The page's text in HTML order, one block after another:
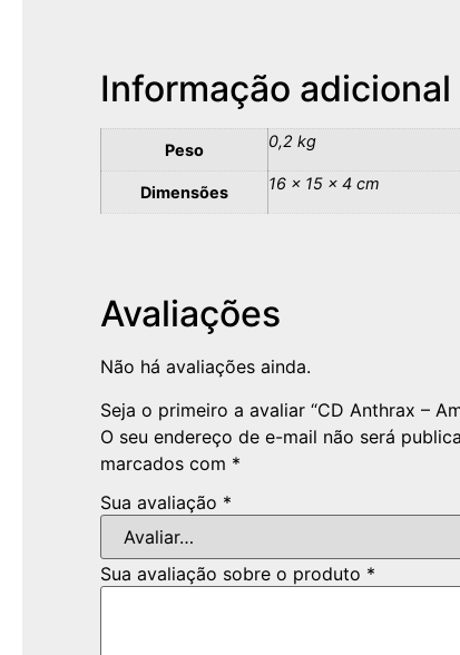
Informação adicional
Peso 0,2 kg
Dimensões 16 × 15 × 4 cm
Avaliações
Não há avaliações ainda.
Seja o primeiro a avaliar “CD Anthrax –
O seu endereço de e-mail não será
marcados com *
Sua avaliação *
Sua avaliação sobre o produto *